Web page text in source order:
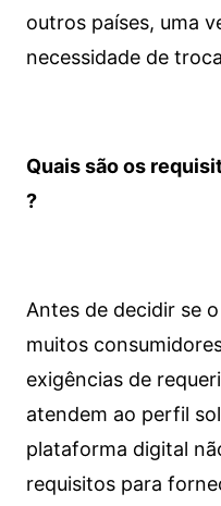
outros países, uma
necessidade de
Quais são os
?
Antes de decidir se
muitos
exigências de
atendem ao perfil
plataforma digital
requisitos para